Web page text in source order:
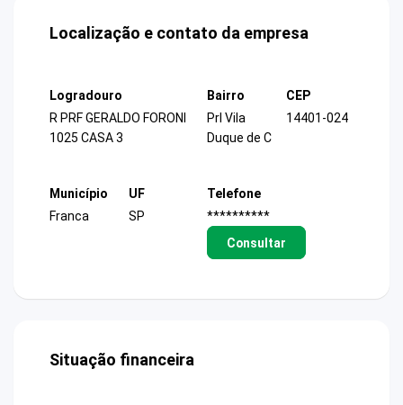
Localização e contato da empresa
Logradouro
R PRF GERALDO FORONI
1025 CASA 3
Bairro
Prl Vila
Duque de C
CEP
14401-024
Município
Franca
UF
SP
Telefone
**********
Consultar
Situação financeira